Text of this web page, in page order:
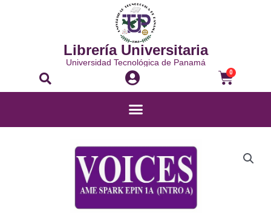
Librería Universitaria
Universidad Tecnológica de Panamá
0